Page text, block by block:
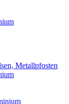
Metallpfosten